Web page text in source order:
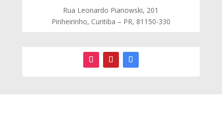
Rua Leonardo Pianowski, 201
Pinheirinho, Curitiba – PR, 81150-330